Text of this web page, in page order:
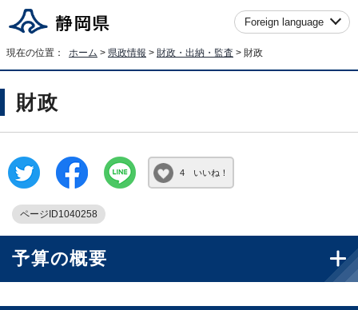
Foreign language
現在の位置： ホーム > 県政情報 > 財政・出納・監査 > 財政
財政
4 いいね！
ページID1040258
予算の概要